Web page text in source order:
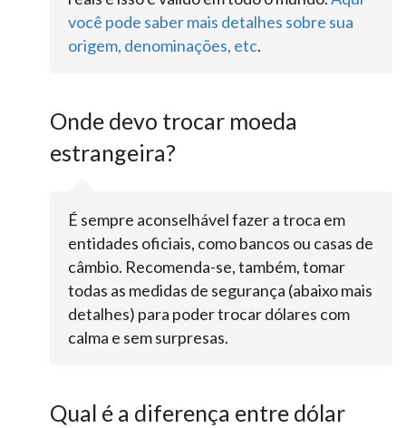
você pode saber mais detalhes sobre sua
origem, denominações, etc.
Onde devo trocar moeda
estrangeira?
É sempre aconselhável fazer a troca em
entidades oficiais, como bancos ou casas de
câmbio. Recomenda-se, também, tomar
todas as medidas de segurança (abaixo mais
detalhes) para poder trocar dólares com
calma e sem surpresas.
Qual é a diferença entre dólar